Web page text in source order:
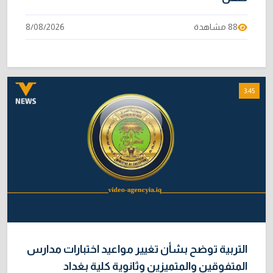
88 مشاهدة 8/08/2026
3:45
التربية توضح بشأن تغيير مواعيد اختبارات مدارس
المتفوقين والمتميزين وثانوية كلية بغداد